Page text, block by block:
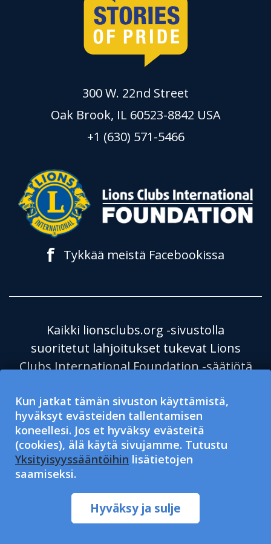
Kun jatkat tämän sivuston käyttämistä,
hyväksyt evästeiden tallentamisen
koneellesi. Jos et hyväksy evästeitä
(cookies), älä käytä sivujamme. Tutustu
Yksityisyyssääntöihin lisätietojen
saamiseksi.
Hyväksy ja sulje
300 W. 22nd Street
Oak Brook, IL 60523-8842 USA
+1 (630) 571-5466
f Tykkää meistä Facebookissa
Kaikki lionsclubs.org -sivustolla
suoritetut lahjoitukset tukevat Lions
Clubs International Foundation -säätiötä
hyväntekeväisyysjärjestö 501(c)(3). Lions
Clubs International (LCI) on verovapaa
501(c)(4) -järjestö, joka ei ole oikeutettu
hyväksymään tai pyytämään
hyväntekeväisyyslahjoituksia. LCI ja LCIF
noudattavat toiminnassaan
yhdenvertaisuuden periaatetta.